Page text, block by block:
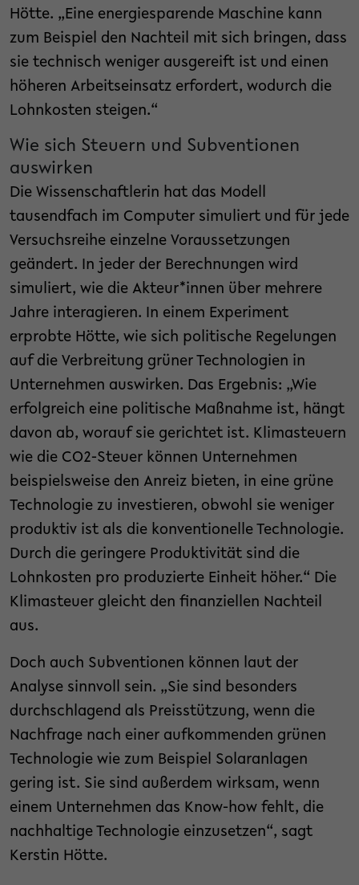
Hötte. „Eine energiesparende Maschine kann
zum Beispiel den Nachteil mit sich bringen, dass
sie technisch weniger ausgereift ist und einen
höheren Arbeitseinsatz erfordert, wodurch die
Lohnkosten steigen.“
Wie sich Steuern und Subventionen
auswirken
Die Wissenschaftlerin hat das Modell
tausendfach im Computer simuliert und für jede
Versuchsreihe einzelne Voraussetzungen
geändert. In jeder der Berechnungen wird
simuliert, wie die Akteur*innen über mehrere
Jahre interagieren. In einem Experiment
erprobte Hötte, wie sich politische Regelungen
auf die Verbreitung grüner Technologien in
Unternehmen auswirken. Das Ergebnis: „Wie
erfolgreich eine politische Maßnahme ist, hängt
davon ab, worauf sie gerichtet ist. Klimasteuern
wie die CO2-Steuer können Unternehmen
beispielsweise den Anreiz bieten, in eine grüne
Technologie zu investieren, obwohl sie weniger
produktiv ist als die konventionelle Technologie.
Durch die geringere Produktivität sind die
Lohnkosten pro produzierte Einheit höher.“ Die
Klimasteuer gleicht den finanziellen Nachteil
aus.
Doch auch Subventionen können laut der
Analyse sinnvoll sein. „Sie sind besonders
durchschlagend als Preisstützung, wenn die
Nachfrage nach einer aufkommenden grünen
Technologie wie zum Beispiel Solaranlagen
gering ist. Sie sind außerdem wirksam, wenn
einem Unternehmen das Know-how fehlt, die
nachhaltige Technologie einzusetzen“, sagt
Kerstin Hötte.